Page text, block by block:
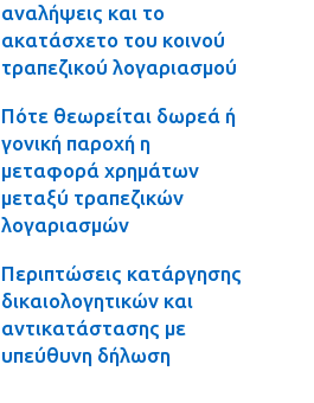
αναλήψεις και το
ακατάσχετο του κοινού
τραπεζικού λογαριασμού
Πότε θεωρείται δωρεά ή
γονική παροχή η
μεταφορά χρημάτων
μεταξύ τραπεζικών
λογαριασμών
Περιπτώσεις κατάργησης
δικαιολογητικών και
αντικατάστασης με
υπεύθυνη δήλωση